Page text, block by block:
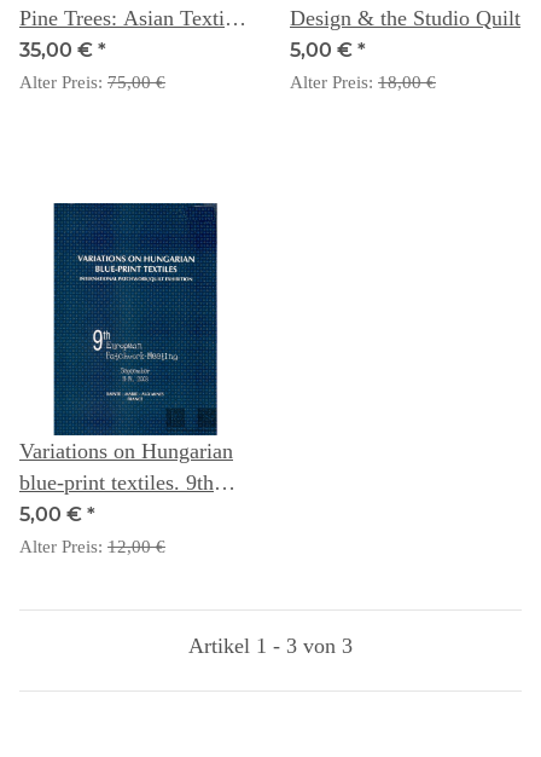
Pine Trees: Asian Textiles
in the Spencer Museum of
Art
35,00 € *
Alter Preis: 75,00 €
Design & the Studio Quilt
5,00 € *
Alter Preis: 18,00 €
Variations on Hungarian
blue-print textiles. 9th
European Patchwork-
Meeting
5,00 € *
Alter Preis: 12,00 €
Artikel 1 - 3 von 3